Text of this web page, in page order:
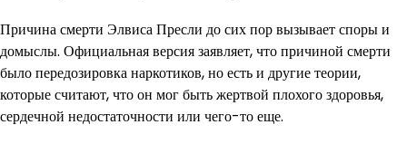
Причина смерти Элвиса Пресли до сих пор вызывает споры и
домыслы. Официальная версия заявляет, что причиной смерти
было передозировка наркотиков, но есть и другие теории,
которые считают, что он мог быть жертвой плохого здоровья,
сердечной недостаточности или чего-то еще.